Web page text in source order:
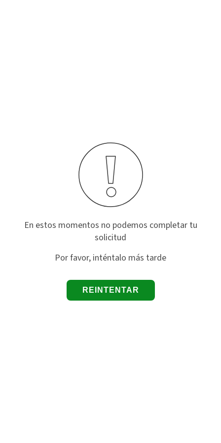
En estos momentos no podemos completar tu
solicitud
Por favor, inténtalo más tarde
REINTENTAR